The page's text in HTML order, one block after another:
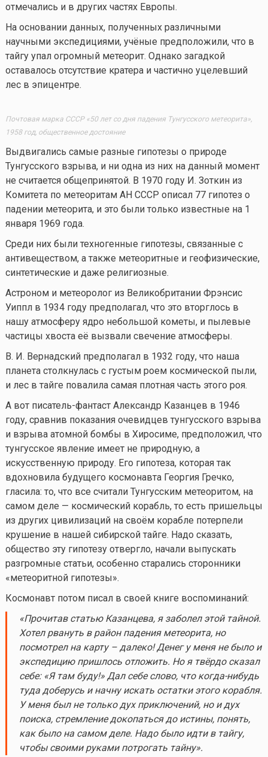
отмечались и в других частях Европы.
На основании данных, полученных различными
научными экспедициями, учёные предположили, что в
тайгу упал огромный метеорит. Однако загадкой
оставалось отсутствие кратера и частично уцелевший
лес в эпицентре.
Почтовая марка СССР «50 лет со дня падения Тунгусского метеорита»,
1958 год, общественное достояние
Выдвигались самые разные гипотезы о природе
Тунгусского взрыва, и ни одна из них на данный момент
не считается общепринятой. В 1970 году И. Зоткин из
Комитета по метеоритам АН СССР описал 77 гипотез о
падении метеорита, и это были только известные на 1
января 1969 года.
Среди них были техногенные гипотезы, связанные с
антивеществом, а также метеоритные и геофизические,
синтетические и даже религиозные.
Астроном и метеоролог из Великобритании Фрэнсис
Уиппл в 1934 году предполагал, что это вторглось в
нашу атмосферу ядро небольшой кометы, и пылевые
частицы хвоста её вызвали свечение атмосферы.
В. И. Вернадский предполагал в 1932 году, что наша
планета столкнулась с густым роем космической пыли,
и лес в тайге повалила самая плотная часть этого роя.
А вот писатель-фантаст Александр Казанцев в 1946
году, сравнив показания очевидцев тунгусского взрыва
и взрыва атомной бомбы в Хиросиме, предположил, что
тунгусское явление имеет не природную, а
искусственную природу. Его гипотеза, которая так
вдохновила будущего космонавта Георгия Гречко,
гласила: то, что все считали Тунгусским метеоритом, на
самом деле — космический корабль, то есть пришельцы
из других цивилизаций на своём корабле потерпели
крушение в нашей сибирской тайге. Надо сказать,
общество эту гипотезу отвергло, начали выпускать
разгромные статьи, особенно старались сторонники
«метеоритной гипотезы».
Космонавт потом писал в своей книге воспоминаний:
«Прочитав статью Казанцева, я заболел этой тайной.
Хотел рвануть в район падения метеорита, но
посмотрел на карту – далеко! Денег у меня не было и
экспедицию пришлось отложить. Но я твёрдо сказал
себе: «Я там буду!» Дал себе слово, что когда-нибудь
туда доберусь и начну искать остатки этого корабля.
У меня был не только дух приключений, но и дух
поиска, стремление докопаться до истины, понять,
как было на самом деле. Надо было идти в тайгу,
чтобы своими руками потрогать тайну».